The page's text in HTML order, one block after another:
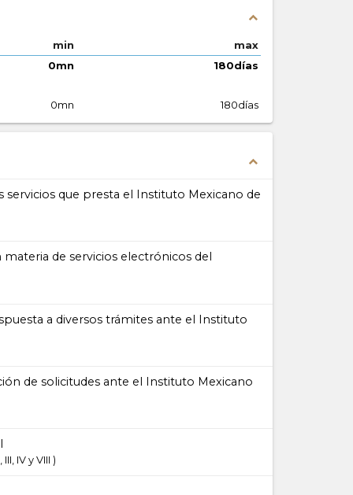
expand_less
min
max
0mn
180días
0mn 180días
expand_less
que presta el Instituto Mexicano de
de servicios electrónicos del
a diversos trámites ante el Instituto
de solicitudes ante el Instituto Mexicano
III, IV y VIII